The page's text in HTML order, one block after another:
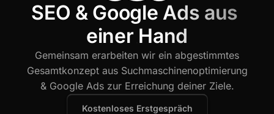
SEO & Google Ads aus
einer Hand
Gemeinsam erarbeiten wir ein abgestimmtes
Gesamtkonzept aus Suchmaschinenoptimierung
& Google Ads zur Erreichung deiner Ziele.
Kostenloses Erstgespräch